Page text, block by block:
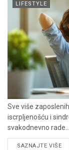
LIFESTYLE
Sve više
iscrpljenošću i
svakodnevno rade...
SAZNAJTE VIŠE